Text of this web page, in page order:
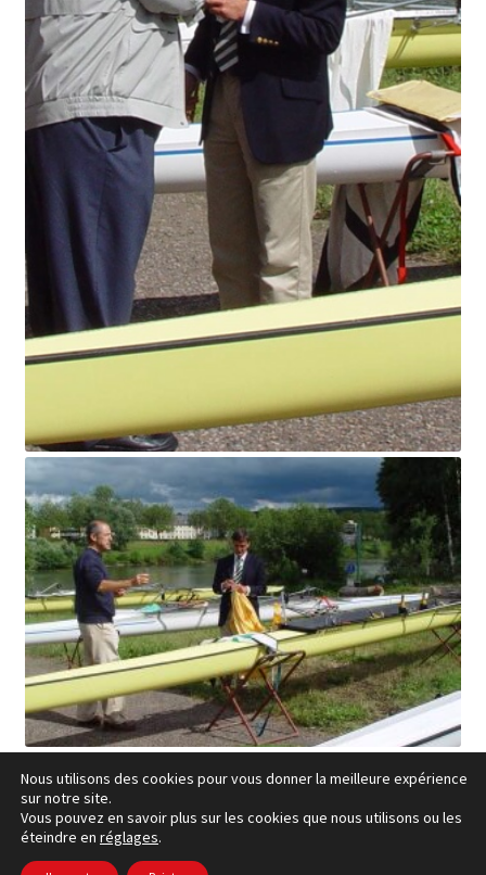
cookies Politique– © Ccluxemburg 2006 - 2026 –
Nous utilisons des cookies pour vous donner la meilleure expérience
sur notre site.
Vous pouvez en savoir plus sur les cookies que nous utilisons ou les
éteindre en réglages.